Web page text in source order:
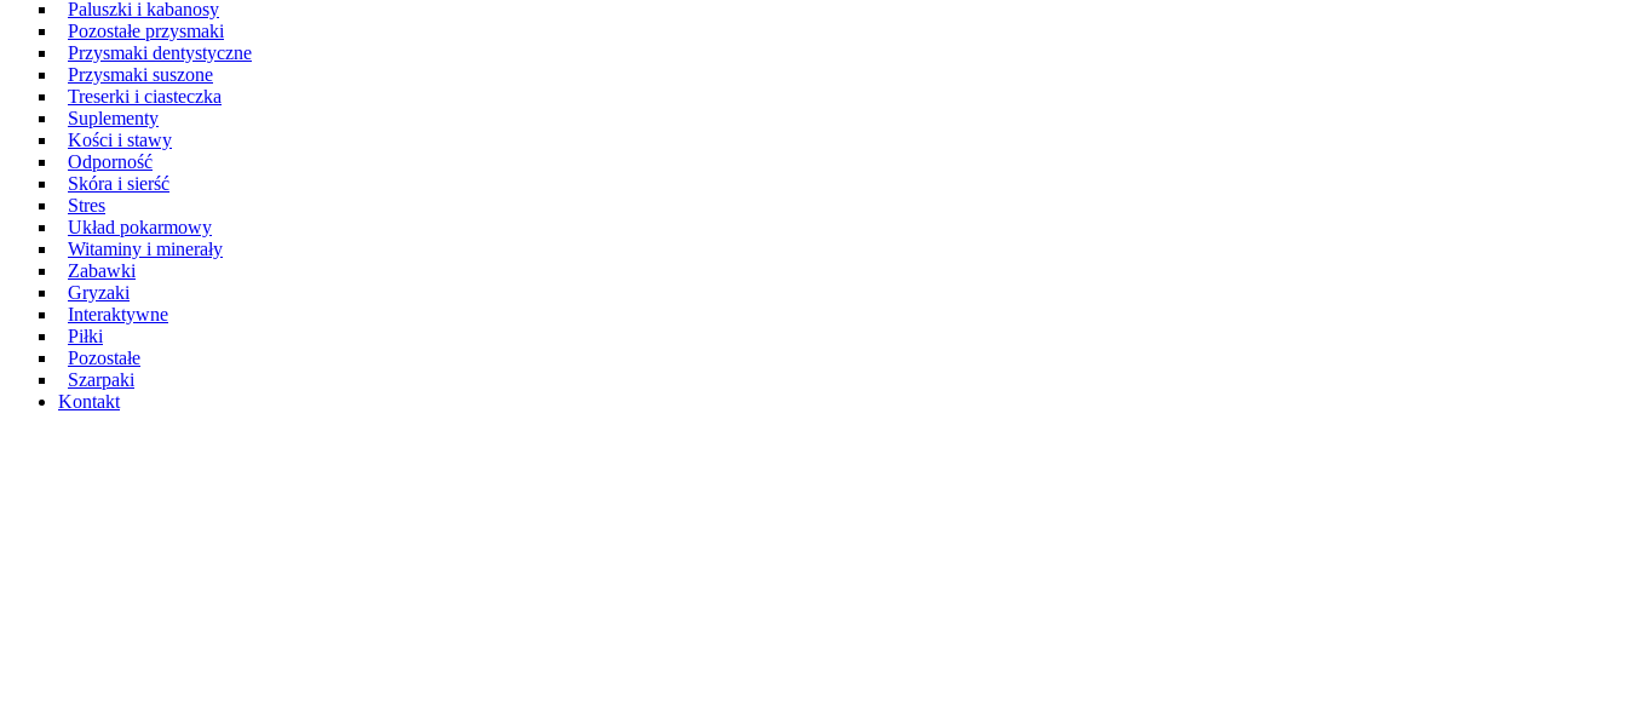
Paluszki i kabanosy
Pozostałe przysmaki
Przysmaki dentystyczne
Przysmaki suszone
Treserki i ciasteczka
Suplementy
Kości i stawy
Odporność
Skóra i sierść
Stres
Układ pokarmowy
Witaminy i minerały
Zabawki
Gryzaki
Interaktywne
Piłki
Pozostałe
Szarpaki
Kontakt